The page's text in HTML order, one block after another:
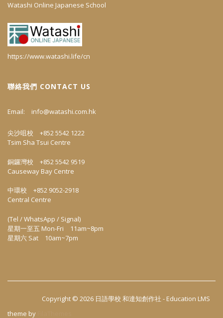
Watashi Online Japanese School
https://www.watashi.life/cn
聯絡我們 CONTACT US
Email: info@watashi.com.hk
尖沙咀校 +852 5542 1222
Tsim Sha Tsui Centre
銅鑼灣校 +852 5542 9519
Causeway Bay Centre
中環校 +852 9052-2918
Central Centre
(Tel / WhatsApp / Signal)
星期一至五 Mon-Fri 11am~8pm
星期六 Sat 10am~7pm
Copyright © 2026 日語學校 和達知創作社 - Education LMS
theme by